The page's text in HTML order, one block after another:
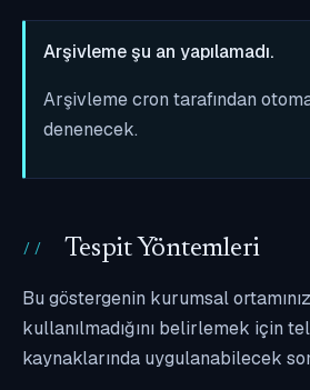
Arşivleme şu an yapılamadı.
Arşivleme cron tarafından
denenecek.
Tespit Yöntemleri
Bu göstergenin kurumsal
kullanılmadığını belirlemek için
kaynaklarında uygulanabilecek